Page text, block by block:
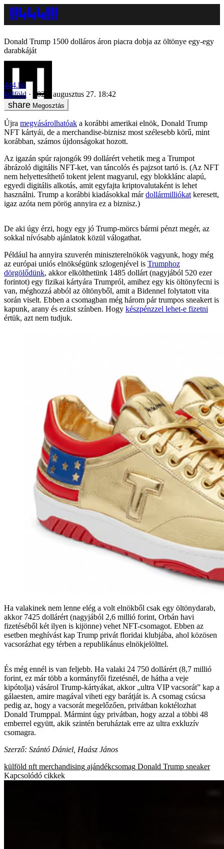
Donald Trump 1500 dolláros áron piacra dobja az öltönye egy-egy
darabkáját
444.hu
külföld
2024. augusztus 27. 18:42
Megosztás
Újra megvásárolhatóak a korábbi amerikai elnök, Donald Trump
NFT kártyái, de a merchandise-biznisz most szélesebb körű, mint
korábban, számos újdonságokat hozott.
Az igazán spúr rajongók 99 dollárért vehetik meg a Trumpot
ábrázoló digitális NFT-ket, van táncolós és pajzsot tartó is. (Az NFT
nem helyettesíthető tokent jelent magyarul, egy blokklánc alapú,
egyedi digitális alkotás, amit egyfajta kriptovalutaként is lehet
használni. Trump a korábbi kiadásokkal márdollármilliókat keresett,
igaz azóta nem pörög annyira ez a biznisz.)
De aki úgy érzi, hogy egy jó Trump-mörcs bármi pénzt megér, az
sokkal nívósabb ajánlatok közül válogathat.
Például ha annyira szuverén miniszterelnökök vagyunk, hogy még
az európai uniós elnökségünk szlogenjével is Trumphoz
dörgölődünk, akkor elkölthetünk 1485 dollárt (nagyjából 520 ezer
forintot) egy fizikai kártyára Trumpról, amihez egy kis öltönyfecni is
van, méghozzá abból az öltönyből, amit a Bidennel folytatott vita
során viselt. Ebben a csomagban még három pár trumpos sneakert is
kapunk, arany és ezüst színben. Hogy készpénzzel lehet-e fizetni
értük, azt nem tudjuk.
Ha valakinek nem lenne elég a volt elnökből csak egy öltönydarab,
akkor 7425 dollárért (nagyjából 2,6 millió forint, Orbán havi
fizetéséből két ilyen is kijönne) vehet NFT-csomagot. Ebben az
esetben meghívást kap Trump privát floridai klubjába, ahol közösen
vacsorázhat egy térben a republikánus elnökjelölttel.
És még ennél is van feljebb. Ha valaki 24 750 dollárért (8,7 millió
forint, ez már több a kormányfői fizetésnél, de hátha a veje
kipótolja) vásárol Trump-kártyákat, akkor „ultra VIP vacsorát” kap a
gálaesten, amire magával viheti egy barátját is. A csomag csúcsa
pedig az, hogy a vacsorát megelőzően, privátban koktélozhat
Donald Trumppal. Mármint úgy privátban, hogy azzal a többi 48
emberrel együtt, akik szintén beruháztak erre az ultra exkluzív
csomagra.
Szerző: Szántó Dániel, Haász János
külföld nft merchandising ajándékcsomag Donald Trump sneaker
Kapcsolódó cikkek